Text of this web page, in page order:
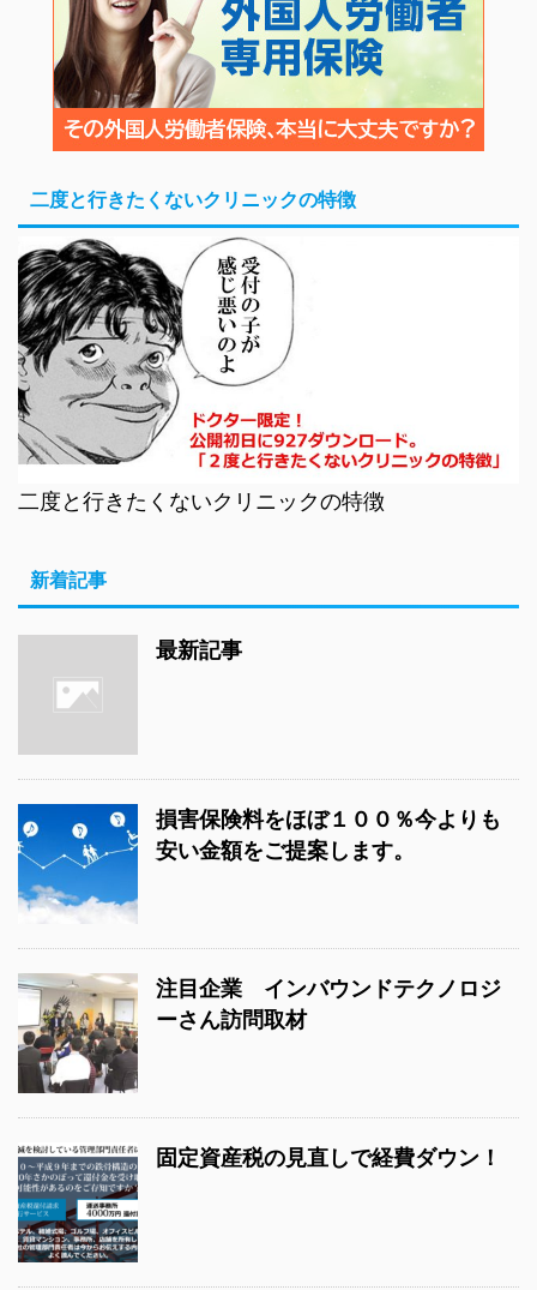
二度と行きたくないクリニックの特徴
二度と行きたくないクリニックの特徴
新着記事
最新記事
損害保険料をほぼ１００％今よりも
安い金額をご提案します。
注目企業 インバウンドテクノロジ
ーさん訪問取材
固定資産税の見直しで経費ダウン！